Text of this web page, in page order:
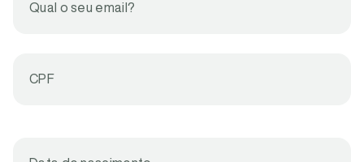
Qual o seu email?
CPF